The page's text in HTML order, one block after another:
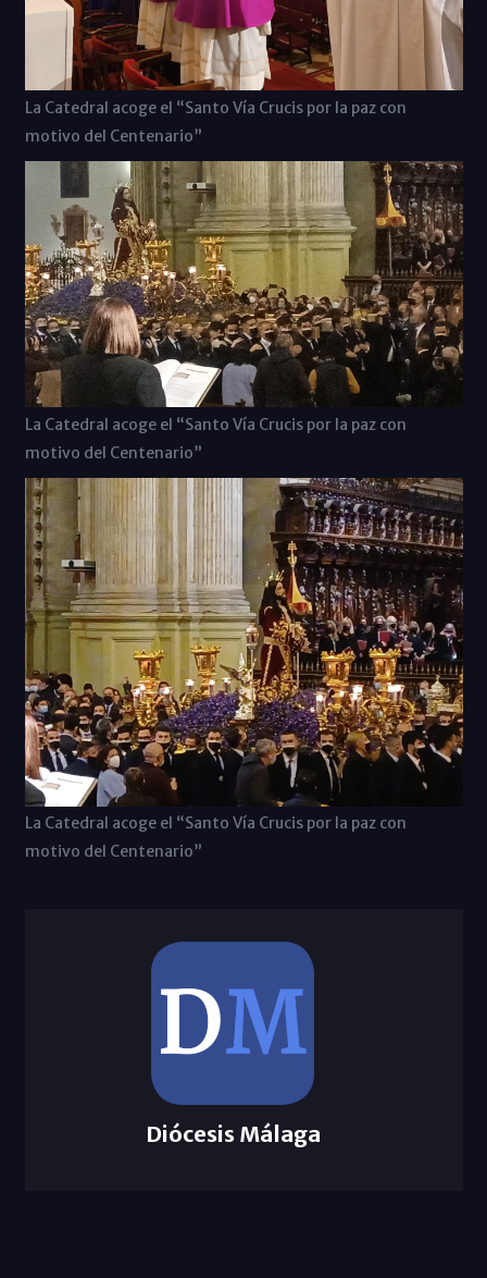
La Catedral acoge el “Santo Vía Crucis por la paz con
motivo del Centenario”
La Catedral acoge el “Santo Vía Crucis por la paz con
motivo del Centenario”
La Catedral acoge el “Santo Vía Crucis por la paz con
motivo del Centenario”
Diócesis Málaga